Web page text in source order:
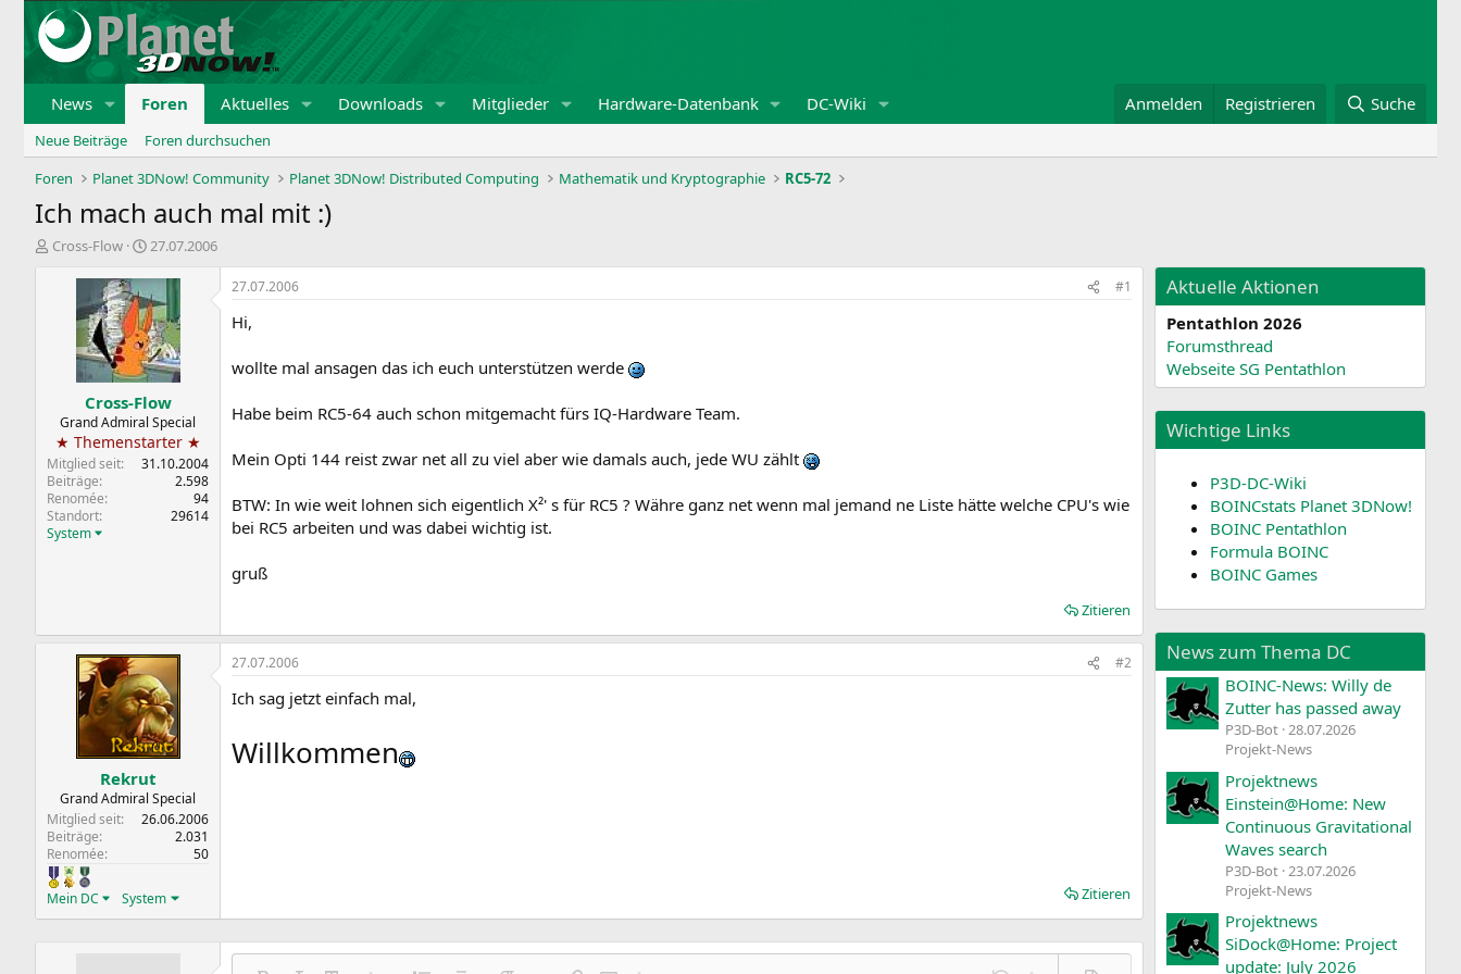
News Foren Aktuelles Downloads Mitglieder Hardware-Datenbank DC-Wiki Anmelden Registrieren Suche
Neue Beiträge
Foren durchsuchen
Foren
Planet 3DNow! Community Planet 3DNow! Distributed Computing Mathematik und Kryptographie RC5-72
Ich mach auch mal mit :)
E
Cross-Flow
E
s
t
e
l
l
t
a
m
27.07.2006
Cross-Flow
Grand Admiral Special
★ Themenstarter ★
Mitglied seit
31.10.2004
Beiträge
2.598
Renomée
94
Standort
29614
System
27.07.2006 #1
Hi,
wollte mal ansagen das ich euch unterstützen werde
Habe beim RC5-64 auch schon mitgemacht fürs IQ-Hardware Team.
Mein Opti 144 reist zwar net all zu viel aber wie damals auch, jede WU zählt
BTW: In wie weit lohnen sich eigentlich X²' s für RC5 ? Währe ganz net wenn mal jemand ne Liste hätte welche CPU's wie
bei RC5 arbeiten und was dabei wichtig ist.
gruß
Zitieren
Rekrut
Grand Admiral Special
Mitglied seit
26.06.2006
Beiträge
2.031
Renomée
50
Mein DC System
27.07.2006 #2
Ich sag jetzt einfach mal,
Willkommen
Zitieren
Aktuelle Aktionen
Pentathlon 2026
Forumsthread
Webseite SG Pentathlon
Wichtige Links
P3D-DC-Wiki
BOINCstats Planet 3DNow!
BOINC Pentathlon
Formula BOINC
BOINC Games
News zum Thema DC
BOINC-News: Willy de
Zutter has passed away
P3D-Bot 28.07.2026
Projekt-News
Projektnews
Einstein@Home: New
Continuous Gravitational
Waves search
P3D-Bot 23.07.2026
Projekt-News
Projektnews
SiDock@Home: Project
update: July 2026